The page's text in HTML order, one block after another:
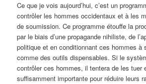
Ce que je vois aujourd’hui, c’est un
contrôler les hommes occidentaux et à les
de soumission. Ce programme étouffe la
par le biais d’une propagande nihiliste, de
politique et en conditionnant ces hommes à
comme des outils dispensables. Si le
contrôler ces hommes, il tentera de les tuer
suffisamment importante pour réduire leurs